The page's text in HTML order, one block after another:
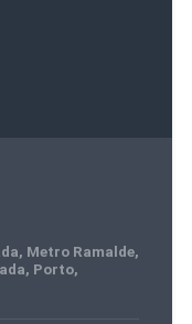
, Metro Ramalde,
, Porto,